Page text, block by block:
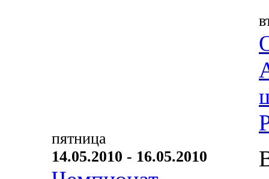
пятница
14.05.2010 - 16.05.2010